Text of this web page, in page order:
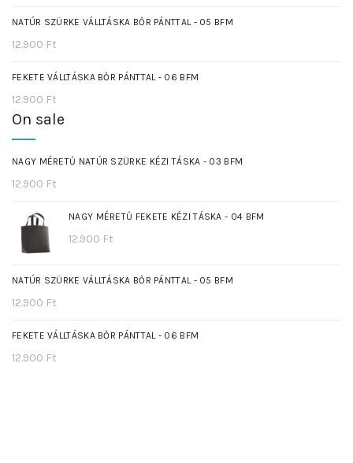
NATÚR SZÜRKE VÁLLTÁSKA BŐR PÁNTTAL - 05 BFM
12.900 Ft
FEKETE VÁLLTÁSKA BŐR PÁNTTAL - 06 BFM
12.900 Ft
On sale
NAGY MÉRETŰ NATÚR SZÜRKE KÉZI TÁSKA - 03 BFM
12.900 Ft
NAGY MÉRETŰ FEKETE KÉZI TÁSKA - 04 BFM
12.900 Ft
NATÚR SZÜRKE VÁLLTÁSKA BŐR PÁNTTAL - 05 BFM
12.900 Ft
FEKETE VÁLLTÁSKA BŐR PÁNTTAL - 06 BFM
12.900 Ft